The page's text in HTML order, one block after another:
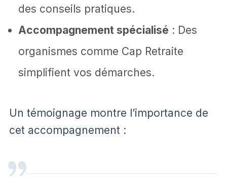
des conseils pratiques.
Accompagnement spécialisé : Des
organismes comme Cap Retraite
simplifient vos démarches.
Un témoignage montre l’importance de
cet accompagnement :